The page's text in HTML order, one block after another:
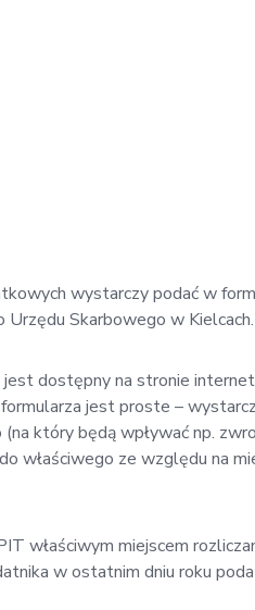
wystarczy podać w
Urzędu Skarbowego w Kielcach.
dostępny na stronie
jest proste –
(na który będą wpływać np.
właściwego ze względu na
właściwym miejscem
w ostatnim dniu roku